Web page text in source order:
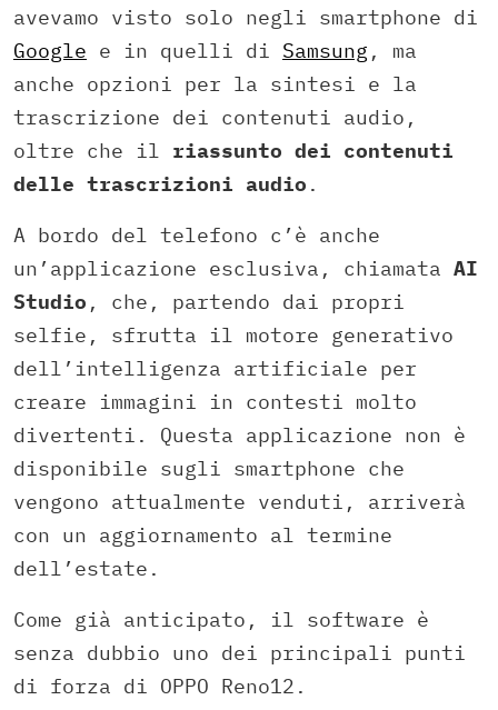
avevamo visto solo negli smartphone di
Google e in quelli di Samsung , ma
anche opzioni per la sintesi e la
trascrizione dei contenuti audio,
oltre che il riassunto dei contenuti
delle trascrizioni audio .
A bordo del telefono c’è anche
un’applicazione esclusiva, chiamata AI
Studio , che, partendo dai propri
selfie, sfrutta il motore generativo
dell’intelligenza artificiale per
creare immagini in contesti molto
divertenti. Questa applicazione non è
disponibile sugli smartphone che
vengono attualmente venduti, arriverà
con un aggiornamento al termine
dell’estate.
Come già anticipato, il software è
senza dubbio uno dei principali punti
di forza di OPPO Reno12.